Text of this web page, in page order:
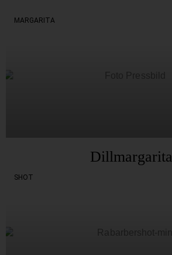
MARGARITA
Dillmargarita
SHOT